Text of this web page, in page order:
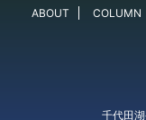
ABOUT COLUMN
千代田